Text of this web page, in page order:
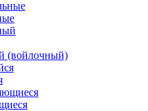
(войлочный)